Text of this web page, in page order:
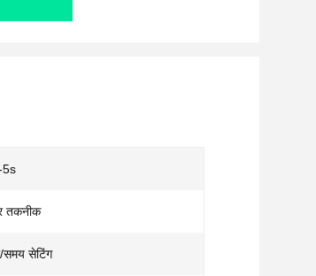
5s
तकनीक
समय सेटिंग